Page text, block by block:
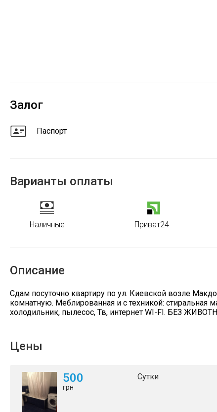
Залог
Паспорт
Варианты оплаты
Наличные Приват24
Описание
Сдам посуточно квартиру по ул. Киевской возле
комнатную. Меблированная и с техникой:
холодильник, пылесос, Тв, интернет WI-FI. БЕЗ
Цены
500
грн
Сутки